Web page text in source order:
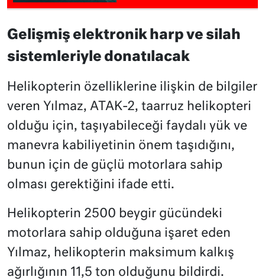
Gelişmiş elektronik harp ve silah
sistemleriyle donatılacak
Helikopterin özelliklerine ilişkin de bilgiler
veren Yılmaz, ATAK-2, taarruz helikopteri
olduğu için, taşıyabileceği faydalı yük ve
manevra kabiliyetinin önem taşıdığını,
bunun için de güçlü motorlara sahip
olması gerektiğini ifade etti.
Helikopterin 2500 beygir gücündeki
motorlara sahip olduğuna işaret eden
Yılmaz, helikopterin maksimum kalkış
ağırlığının 11,5 ton olduğunu bildirdi.